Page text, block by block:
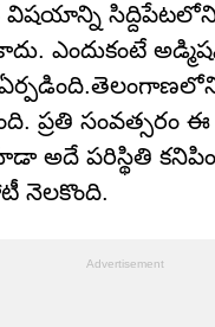
విషయాన్ని
ఎందుకంటే
ప్రతి
అదే పరిస్థితి
నెలకొంది.